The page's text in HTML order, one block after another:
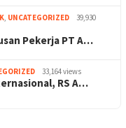
, UNCATEGORIZED
39,930
Pekerja PT A…
33,164 views
RS A…